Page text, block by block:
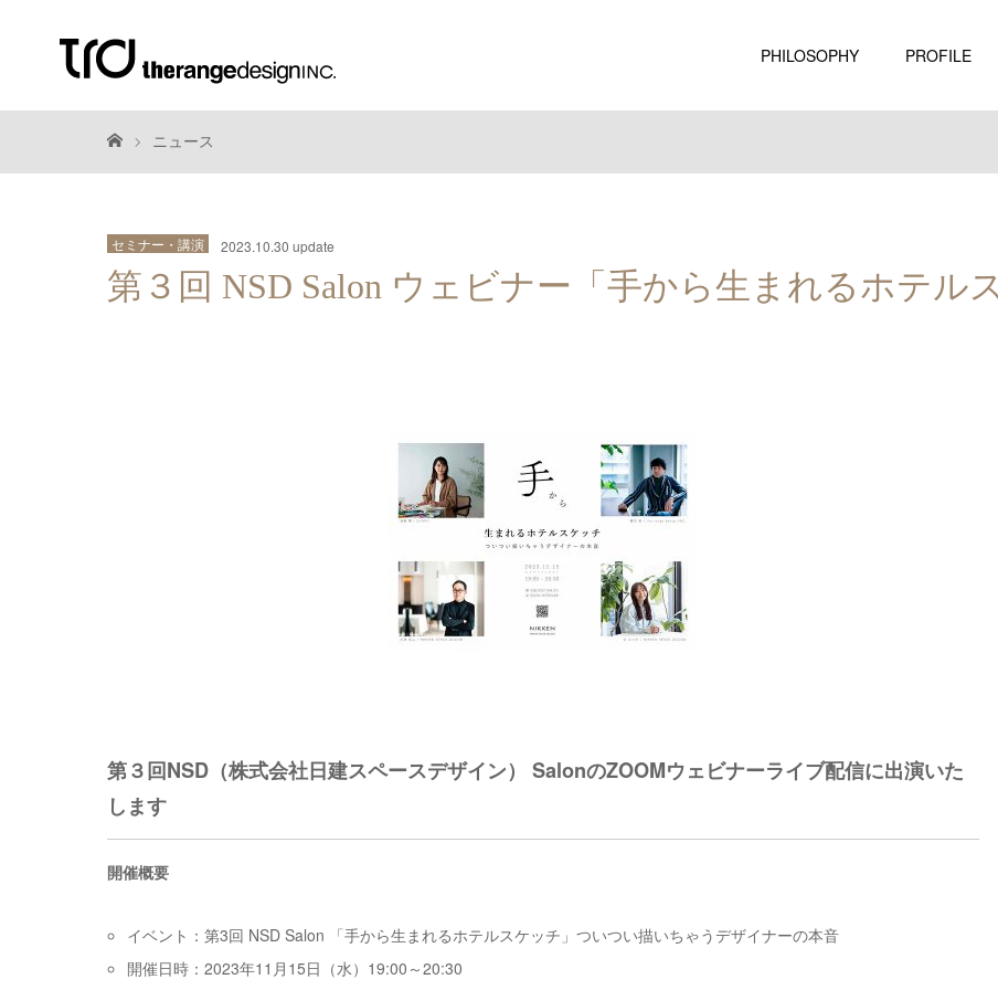
PHILOSOPHY PROFILE
ニュース
セミナー・講演 2023.10.30 update
第３回 NSD Salon ウェビナー「手から生まれるホテル
第３回NSD（株式会社日建スペースデザイン） SalonのZOOMウェビナーライブ配信に出演いた
します
開催概要
イベント：第3回 NSD Salon 「手から生まれるホテルスケッチ」ついつい描いちゃうデザイナーの本音
開催日時：2023年11月15日（水）19:00～20:30